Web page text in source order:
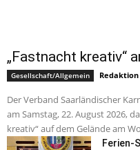
„Fastnacht kreativ“
Gesellschaft/Allgemein Redaktion
Der Verband Saarländischer
am Samstag, 22. August 2026,
kreativ“ auf dem Gelände am
Ferien-